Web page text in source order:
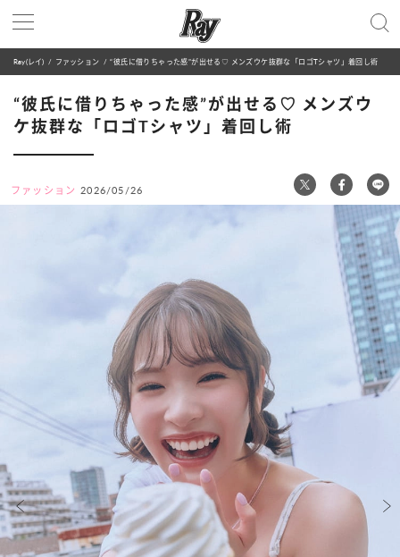
Ray(レイ) ファッション “彼氏に借りちゃった感”が出せる♡ メンズウケ抜群な「ロゴTシャツ」着回し術
“彼氏に借りちゃった感”が出せる♡ メンズウ
ケ抜群な「ロゴTシャツ」着回し術
ファッション 2026/05/26